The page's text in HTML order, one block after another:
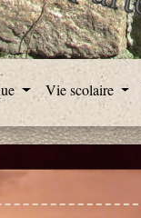
Vie scolaire